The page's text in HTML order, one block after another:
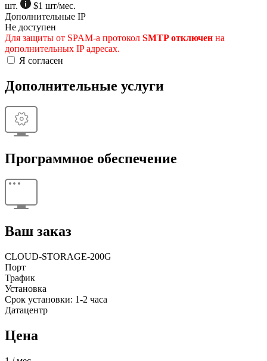
шт.
$1 шт/мес.
Дополнительные IP
Не доступен
Для защиты от SPAM-а протокол SMTP отключен на
дополнительных IP адресах.
Я согласен
Дополнительные услуги
Программное обеспечение
Ваш заказ
CLOUD-STORAGE-200G
Порт
Трафик
Установка
Срок установки: 1-2 часа
Датацентр
Цена